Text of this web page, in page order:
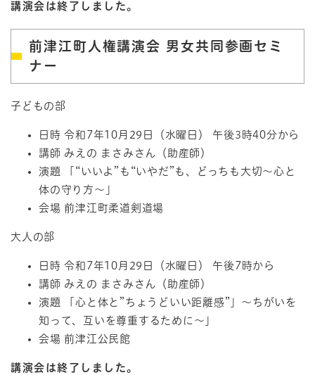
講演会は終了しました。
前津江町人権講演会 男女共同参画セミ
ナー
子どもの部
日時 令和7年10月29日（水曜日） 午後3時40分から
講師 みえの まさみさん（助産師）
演題 「“いいよ”も“いやだ”も、どっちも大切～心と
体の守り方～」
会場 前津江町柔道剣道場
大人の部
日時 令和7年10月29日（水曜日） 午後7時から
講師 みえの まさみさん（助産師）
演題 「心と体と”ちょうどいい距離感”」～ちがいを
知って、互いを尊重するために～」
会場 前津江公民館
講演会は終了しました。